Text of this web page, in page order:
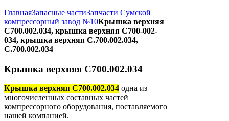
ГлавнаяЗапасные частиЗапчасти Сумской
компрессорный завод №10Крышка верхняя
С700.002.034, крышка верхняя С700-002-
034, крышка верхняя С.700.002.034,
С.700.002.034
Крышка верхняя С700.002.034
Крышка верхняя С700.002.034 одна из
многочисленных составных частей
компрессорного оборудования, поставляемого
нашей компанией.